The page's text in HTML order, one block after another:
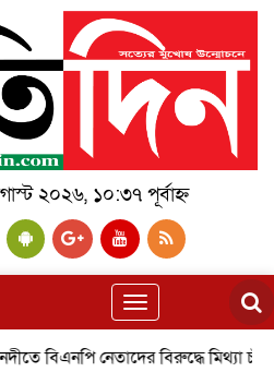
২০২৬, ১০:৩৭ পূর্বাহ্ন
Toggle
navigation
নেতাদের বিরুদ্ধে মিথ্যা চাঁদা